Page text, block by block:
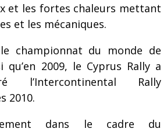
et les fortes chaleurs mettant
et les mécaniques.
championnat du monde de
qu’en 2009, le Cyprus Rally a
l’Intercontinental Rally
2010.
dans le cadre du